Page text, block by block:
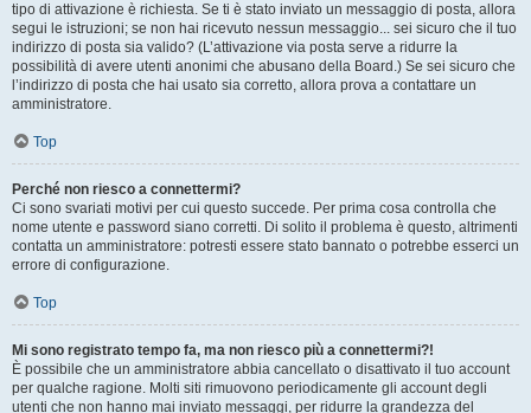
tipo di attivazione è richiesta. Se ti è stato inviato un messaggio di posta, allora
segui le istruzioni; se non hai ricevuto nessun messaggio... sei sicuro che il tuo
indirizzo di posta sia valido? (L’attivazione via posta serve a ridurre la
possibilità di avere utenti anonimi che abusano della Board.) Se sei sicuro che
l’indirizzo di posta che hai usato sia corretto, allora prova a contattare un
amministratore.
Top
Perché non riesco a connettermi?
Ci sono svariati motivi per cui questo succede. Per prima cosa controlla che
nome utente e password siano corretti. Di solito il problema è questo, altrimenti
contatta un amministratore: potresti essere stato bannato o potrebbe esserci un
errore di configurazione.
Top
Mi sono registrato tempo fa, ma non riesco più a connettermi?!
È possibile che un amministratore abbia cancellato o disattivato il tuo account
per qualche ragione. Molti siti rimuovono periodicamente gli account degli
utenti che non hanno mai inviato messaggi, per ridurre la grandezza del